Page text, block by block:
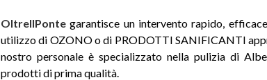
OltreIlPonte garantisce un intervento rapido,
utilizzo di OZONO o di PRODOTTI SANIFICANTI
nostro personale è specializzato nella pulizia di
prodotti di prima qualità.